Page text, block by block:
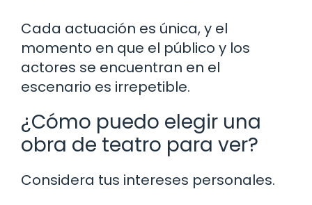
Cada actuación es única, y el
momento en que el público y los
actores se encuentran en el
escenario es irrepetible.
¿Cómo puedo elegir una
obra de teatro para ver?
Considera tus intereses personales.